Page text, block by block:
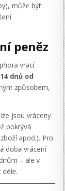
může být
peněz
vrací
14 dnů od
způsobem,
jsou vráceny
pokrývá
apod.). Pro
doba vrácení
– ale v